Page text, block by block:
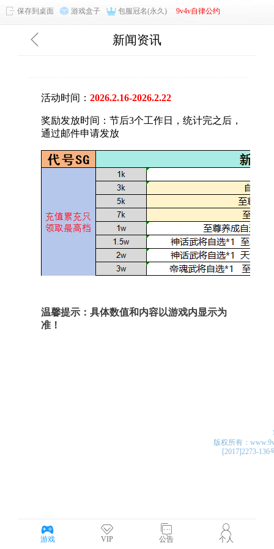
保存到桌面 游戏盒子 包服冠名(永久) 9v4v自律公约
新闻资讯
游戏 VIP 公告 个人
版权所有：
[2017]2273-136